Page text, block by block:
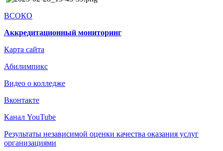
ВСОКО
Аккредитационный мониторинг
Карта сайта
Абилимпикс
Видео о колледже
Вконтакте
Канал YouTube
Результаты независимой оценки качества оказания услуг
организациями